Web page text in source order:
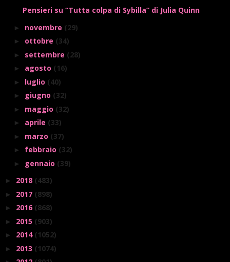
Pensieri su “Tutta colpa di Sybilla” di Julia Quinn
► novembre (29)
► ottobre (34)
► settembre (28)
► agosto (16)
► luglio (40)
► giugno (32)
► maggio (32)
► aprile (33)
► marzo (37)
► febbraio (32)
► gennaio (39)
► 2018 (483)
► 2017 (898)
► 2016 (868)
► 2015 (903)
► 2014 (1052)
► 2013 (1074)